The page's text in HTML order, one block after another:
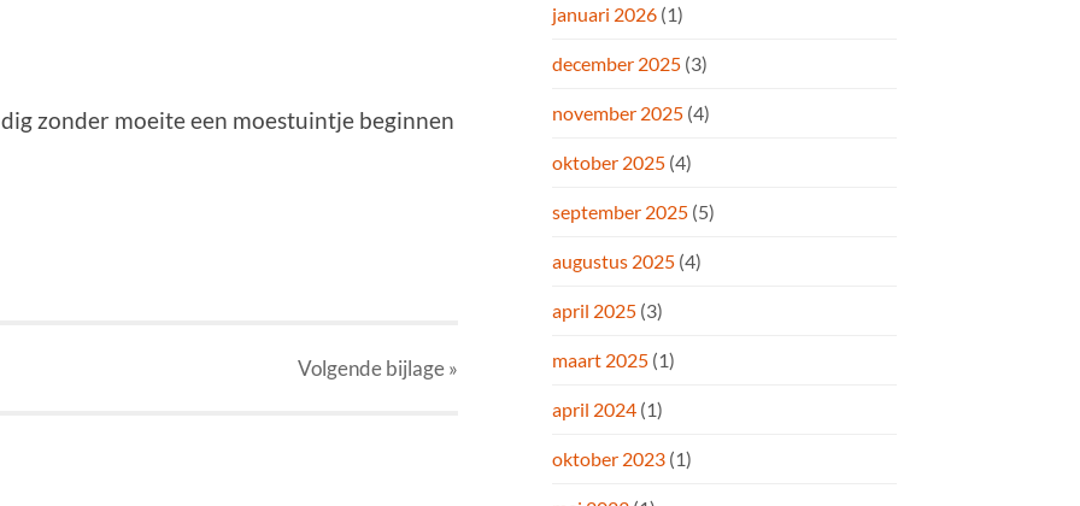
zonder moeite een moestuintje beginnen
Volgendebijlage»
januari 2026 (1)
december 2025 (3)
november 2025 (4)
oktober 2025 (4)
september 2025 (5)
augustus 2025 (4)
april 2025 (3)
maart 2025 (1)
april 2024 (1)
oktober 2023 (1)